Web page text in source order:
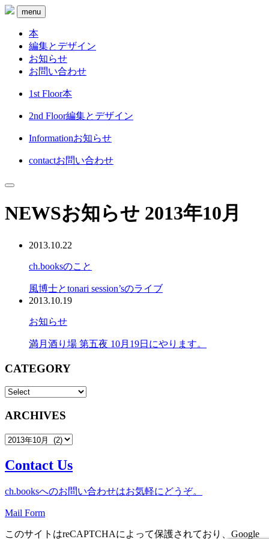
menu
本
編集とデザイン
お知らせ
お問い合わせ
1st Floor本
2nd Floor編集とデザイン
Informationお知らせ
contactお問い合わせ
NEWSお知らせ 2013年10月
2013.10.22
ch.booksのこと
風博士とtonari session’sのライブ
2013.10.19
お知らせ
満月酒り場 第五夜 10月19日にやります。
CATEGORY
ARCHIVES
Contact Us
ch.booksへのお問い合わせはお気軽にどうぞ。
Mail Form
このサイトはreCAPTCHAによって保護されており、Google